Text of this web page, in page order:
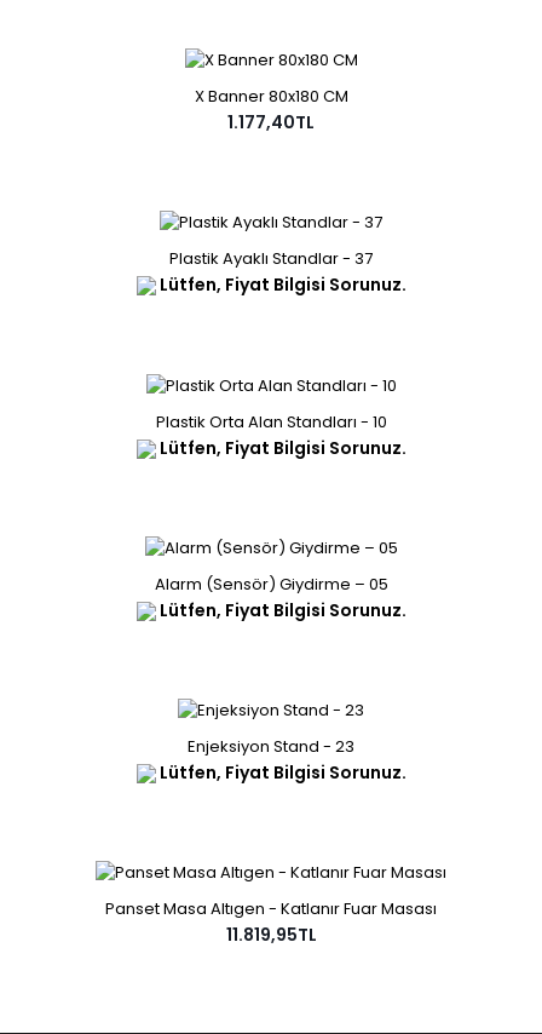
X Banner 80x180 CM
1.177,40TL
Plastik Ayaklı Standlar - 37
Lütfen, Fiyat Bilgisi Sorunuz.
Plastik Orta Alan Standları - 10
Lütfen, Fiyat Bilgisi Sorunuz.
Alarm (Sensör) Giydirme – 05
Lütfen, Fiyat Bilgisi Sorunuz.
Enjeksiyon Stand - 23
Lütfen, Fiyat Bilgisi Sorunuz.
Panset Masa Altıgen - Katlanır Fuar Masası
11.819,95TL